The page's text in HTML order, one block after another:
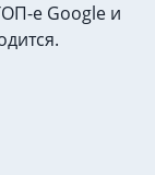
е Google и